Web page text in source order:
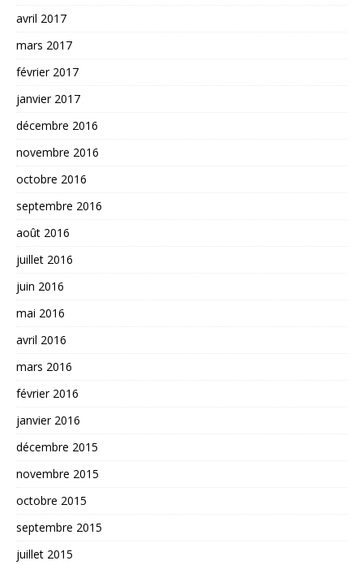
avril 2017
mars 2017
février 2017
janvier 2017
décembre 2016
novembre 2016
octobre 2016
septembre 2016
août 2016
juillet 2016
juin 2016
mai 2016
avril 2016
mars 2016
février 2016
janvier 2016
décembre 2015
novembre 2015
octobre 2015
septembre 2015
juillet 2015